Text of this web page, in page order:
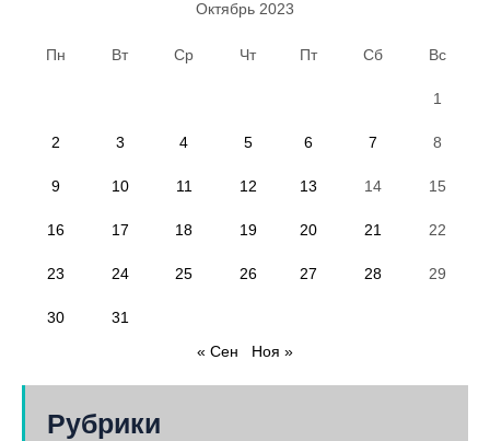
Октябрь 2023
Пн Вт Ср Чт Пт Сб Вс
1
2 3 4 5 6 7 8
9 10 11 12 13 14 15
16 17 18 19 20 21 22
23 24 25 26 27 28 29
30
31
« Сен
Ноя »
Рубрики